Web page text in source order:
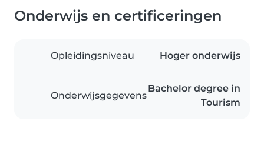
Onderwijs en certificeringen
Opleidingsniveau Hoger onderwijs
Onderwijsgegevens
Bachelor degree in
Tourism